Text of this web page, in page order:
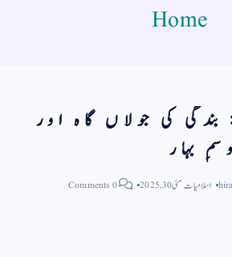
Home
بندگی کی جولاں گاہ اور
بہار
اسلامیاتمئی 30, 2025 0 Comments